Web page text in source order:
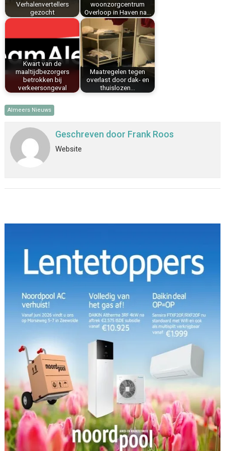
Verhalenvertellers
gezocht
woonzorgcentrum
Overloop in Haven na…
Kwart van de
maaltijdbezorgers
betrokken bij
verkeersongeval
Maatregelen tegen
overlast door dak- en
thuislozen…
Almeers Nieuws
Geschreven door Frank Roos
Website